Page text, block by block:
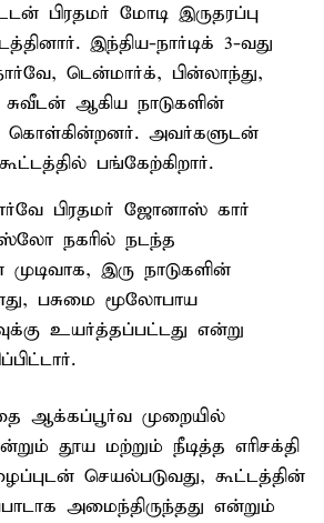
பிரதமர் மோடி இருதரப்பு
இந்திய-நார்டிக் 3-வது
டென்மார்க், பின்லாந்து,
ஆகிய நாடுகளின்
கொள்கின்றனர். அவர்களுடன்
பங்கேற்கிறார்.
பிரதமர் ஜோனாஸ் கார்
நகரில் நடந்த
இரு நாடுகளின்
பசுமை மூலோபாய
உயர்த்தப்பட்டது என்று
ஆக்கப்பூர்வ முறையில்
தூய மற்றும் நீடித்த எரிசக்தி
செயல்படுவது, கூட்டத்தின்
அமைந்திருந்தது என்றும்